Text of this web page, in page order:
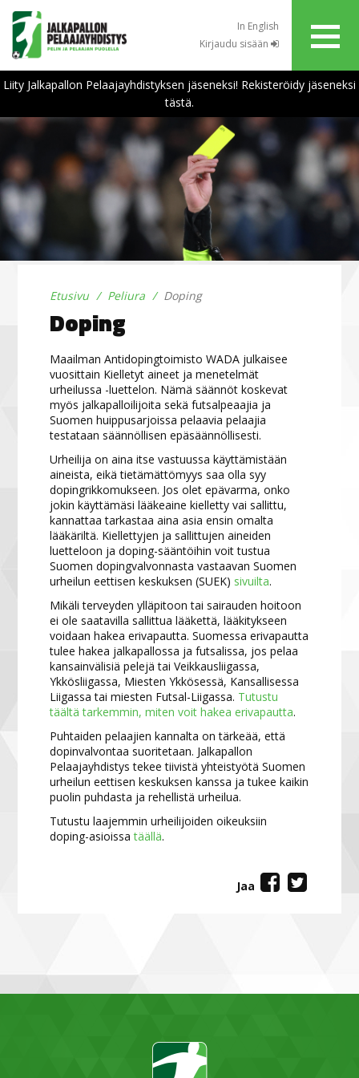
In English
Kirjaudu sisään
Liity Jalkapallon Pelaajayhdistyksen jäseneksi! Rekisteröidy jäseneksi
tästä.
Etusivu Peliura Doping
Doping
Maailman Antidopingtoimisto WADA julkaisee
vuosittain Kielletyt aineet ja menetelmät
urheilussa -luettelon. Nämä säännöt koskevat
myös jalkapalloilijoita sekä futsalpeaajia ja
Suomen huippusarjoissa pelaavia pelaajia
testataan säännöllisen epäsäännöllisesti.
Urheilija on aina itse vastuussa käyttämistään
aineista, eikä tietämättömyys saa olla syy
dopingrikkomukseen. Jos olet epävarma, onko
jokin käyttämäsi lääkeaine kielletty vai sallittu,
kannattaa tarkastaa aina asia ensin omalta
lääkäriltä. Kiellettyjen ja sallittujen aineiden
luetteloon ja doping-sääntöihin voit tustua
Suomen dopingvalvonnasta vastaavan Suomen
urheilun eettisen keskuksen (SUEK) sivuilta.
Mikäli terveyden ylläpitoon tai sairauden hoitoon
ei ole saatavilla sallittua lääkettä, lääkitykseen
voidaan hakea erivapautta. Suomessa erivapautta
tulee hakea jalkapallossa ja futsalissa, jos pelaa
kansainvälisiä pelejä tai Veikkausliigassa,
Ykkösliigassa, Miesten Ykkösessä, Kansallisessa
Liigassa tai miesten Futsal-Liigassa. Tutustu
täältä tarkemmin, miten voit hakea erivapautta.
Puhtaiden pelaajien kannalta on tärkeää, että
dopinvalvontaa suoritetaan. Jalkapallon
Pelaajayhdistys tekee tiivistä yhteistyötä Suomen
urheilun eettisen keskuksen kanssa ja tukee kaikin
puolin puhdasta ja rehellistä urheilua.
Tutustu laajemmin urheilijoiden oikeuksiin
doping-asioissatäällä.
Jaa